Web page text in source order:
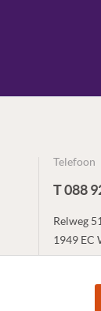
Telefoon
T 088
Relweg
1949 EC
E
Bekijk al